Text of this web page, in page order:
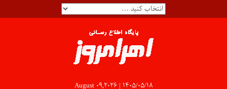
August 09,2026 | ۱۴۰۵/۰۵/۱۸